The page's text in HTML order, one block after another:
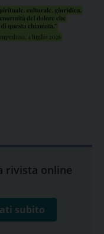
rivista online
subito